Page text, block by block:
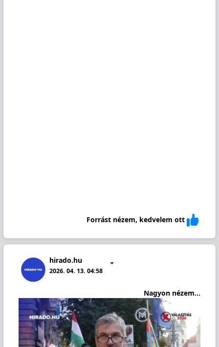
Forrást nézem, kedvelem ott
hirado.hu
2026. 04. 13. 04:58
Nagyon nézem...